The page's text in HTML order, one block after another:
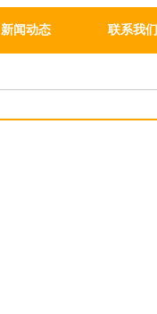
新闻动态 联系我们